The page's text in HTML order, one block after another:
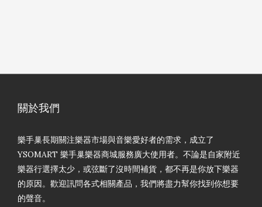
關於我們
樂手巢長期關注樂器市場與音樂愛好者的需求，成立了
YSOMART 樂手巢樂器商城服務廣大使用者。不論是自家附近
樂器行選擇太少，或弦斷了沒時間補貨，都不再是你放下樂器
的原因。歡迎訊問各式相關產品，我們將盡力幫你找到你想要
的聲音。